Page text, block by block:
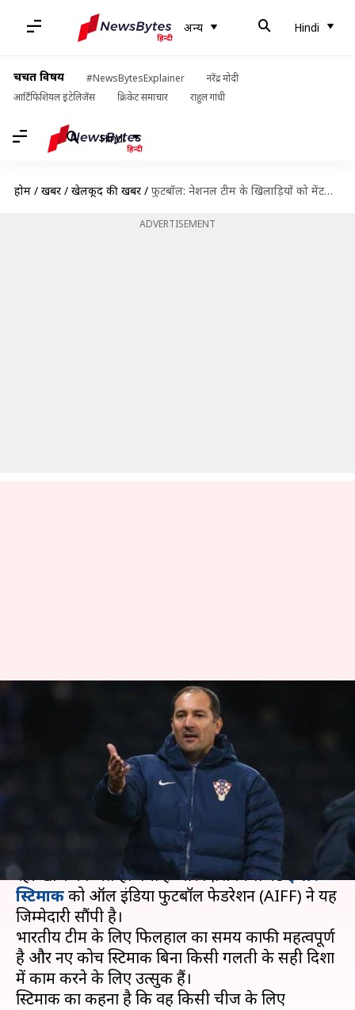
अन्य Hindi
चर्चित विषय #NewsBytesExplainer
नरेंद्र मोदी
आर्टिफिशियल इंटेलिजेंस
क्रिकेट समाचार राहुल गांधी
Hindi
होम / खबरें / खेलकूद की खबरें / फुटबॉल: नेशनल टीम के खिलाड़ियों को मेंटली और फिजिकली फिट होना होगा- कोच स्टिमाक
ADVERTISEMENT
फुटबॉल: नेशनल टीम के खिलाड़ियों
को मेंटली और फिजिकली फिट होना
होगा- कोच स्टिमाक
Neeraj Pandey May 16, 2019 11:45 am
भारतीय फुटबॉल टीम के कोच के लिए लंबे समय से चल
रही खोज का अंत हो गया है और क्रोएशियन लेजेंडइगोर
स्टिमाकको ऑल इंडिया फुटबॉल फेडरेशन (AIFF) ने यह
जिम्मेदारी सौंपी है।
भारतीय टीम के लिए फिलहाल का समय काफी महत्वपूर्ण
है और नए कोच स्टिमाक बिना किसी गलती के सही दिशा
में काम करने के लिए उत्सुक हैं।
स्टिमाक का कहना है कि वह किसी चीज के लिए